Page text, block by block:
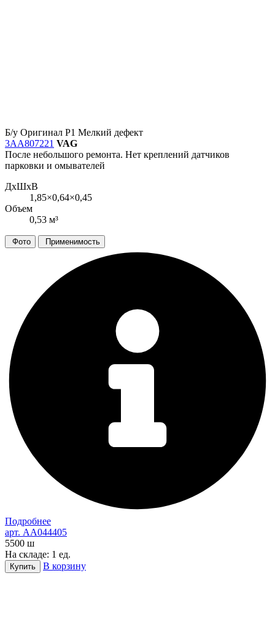
Б/у Оригинал Р1 Мелкий дефект
3AA807221 VAG
После небольшого ремонта. Нет креплений датчиков
парковки и омывателей
ДxШxВ
1,85×0,64×0,45
Объем
0,53 м³
Фото Применимость
Подробнее
арт. AA044405
5500 ш
На складе: 1 ед.
Купить В корзину